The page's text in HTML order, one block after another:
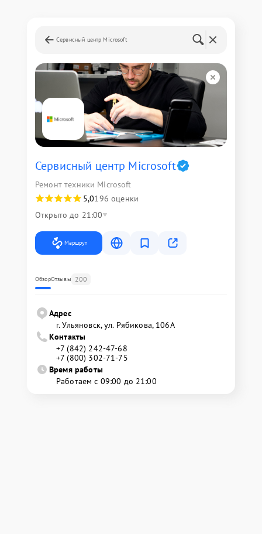
Сервисный центр Microsoft
Сервисный центр Microsoft
Ремонт техники Microsoft
5,0196 оценки
Открыто до 21:00
Маршрут
ОбзорОтзывы 200
Адрес
г. Ульяновск, ул. Рябикова, 106А
Контакты
+7 (842) 242-47-68
+7 (800) 302-71-75
Время работы
Работаем с 09:00 до 21:00